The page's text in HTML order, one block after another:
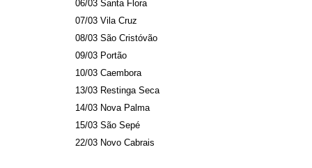
06/03 Santa Flora
07/03 Vila Cruz
08/03 São Cristóvão
09/03 Portão
10/03 Caembora
13/03 Restinga Seca
14/03 Nova Palma
15/03 São Sepé
22/03 Novo Cabrais